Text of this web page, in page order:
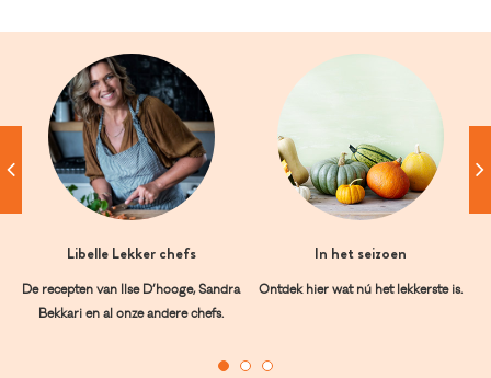
Libelle Lekker chefs
De recepten van Ilse D’hooge, Sandra
Bekkari en al onze andere chefs.
In het seizoen
Ontdek hier wat nú het lekkerste is.